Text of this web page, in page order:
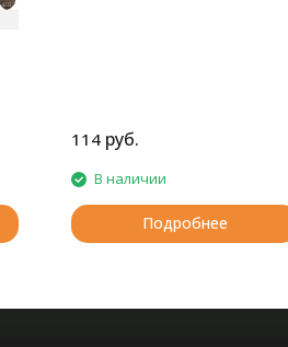
114 руб.
В наличии
Подробнее